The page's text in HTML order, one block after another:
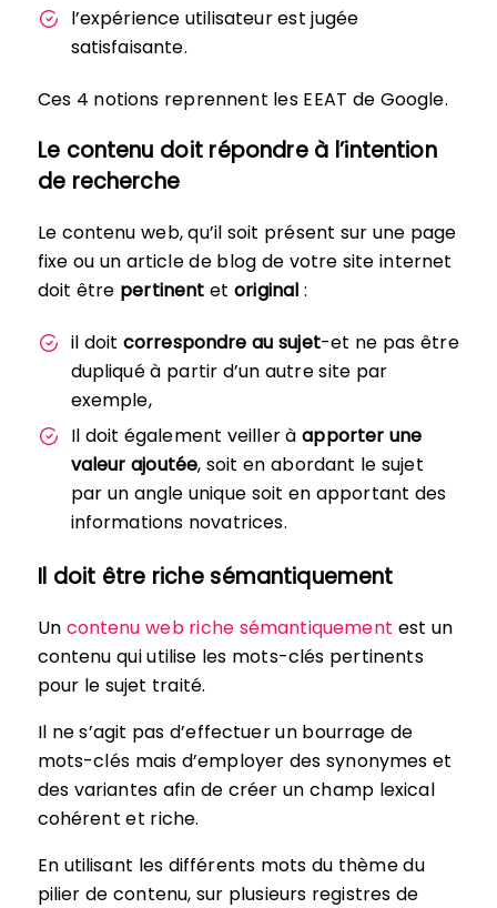
l’expérience utilisateur est jugée
satisfaisante.
Ces 4 notions reprennent les EEAT de Google.
Le contenu doit répondre à l’intention
de recherche
Le contenu web, qu’il soit présent sur une page
fixe ou un article de blog de votre site internet
doit être pertinent etoriginal :
il doit correspondre au sujet-et ne pas être
dupliqué à partir d’un autre site par
exemple,
Il doit également veiller àapporter une
valeur ajoutée, soit en abordant le sujet
par un angle unique soit en apportant des
informations novatrices.
Il doit être riche sémantiquement
Un contenu web riche sémantiquement est un
contenu qui utilise les mots-clés pertinents
pour le sujet traité.
Il ne s’agit pas d’effectuer un bourrage de
mots-clés mais d’employer des synonymes et
des variantes afin de créer un champ lexical
cohérent et riche.
En utilisant les différents mots du thème du
pilier de contenu, sur plusieurs registres de